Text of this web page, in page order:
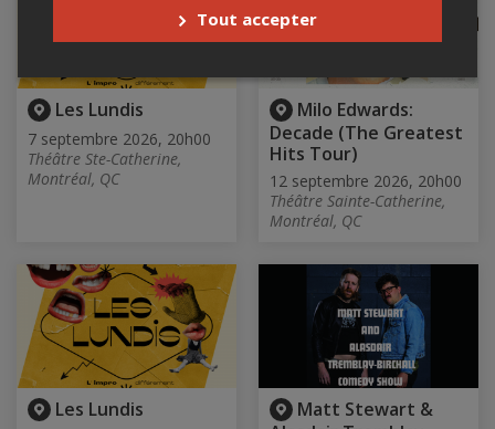
Les Lundis
7 septembre 2026, 20h00
Théâtre Ste-Catherine,
Montréal, QC
Milo Edwards:
Decade (The Greatest
Hits Tour)
12 septembre 2026, 20h00
Théâtre Sainte-Catherine,
Montréal, QC
Les Lundis
Matt Stewart &
Tout accepter